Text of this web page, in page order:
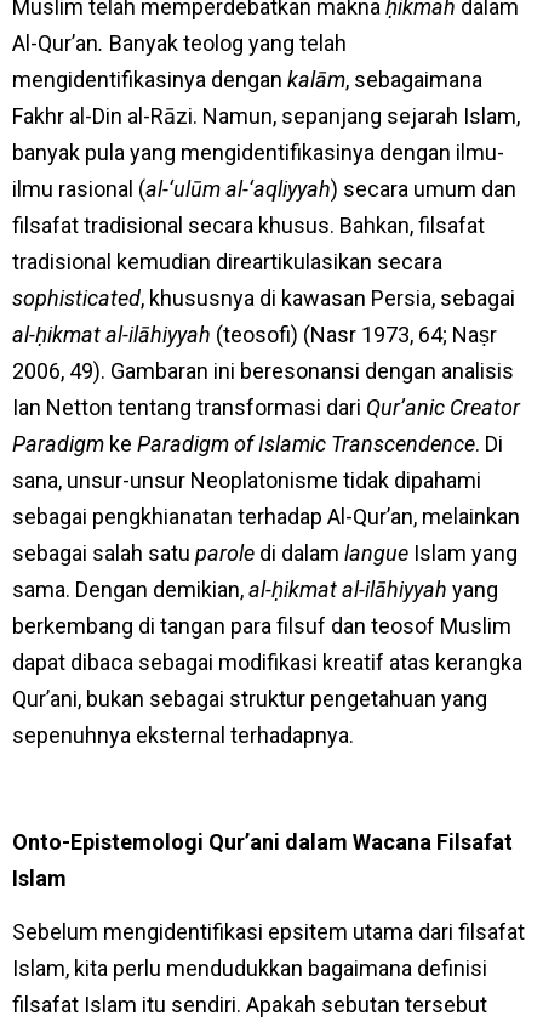
Muslim telah memperdebatkan makna ḥikmah dalam
Al-Qur’an. Banyak teolog yang telah
mengidentifikasinya dengan kalām, sebagaimana
Fakhr al-Din al-Rāzi. Namun, sepanjang sejarah Islam,
banyak pula yang mengidentifikasinya dengan ilmu-
ilmu rasional (al-‘ulūm al-‘aqliyyah) secara umum dan
filsafat tradisional secara khusus. Bahkan, filsafat
tradisional kemudian direartikulasikan secara
sophisticated, khususnya di kawasan Persia, sebagai
al-ḥikmat al-ilāhiyyah (teosofi) (Nasr 1973, 64; Naṣr
2006, 49). Gambaran ini beresonansi dengan analisis
Ian Netton tentang transformasi dari Qur’anic Creator
Paradigm ke Paradigm of Islamic Transcendence. Di
sana, unsur-unsur Neoplatonisme tidak dipahami
sebagai pengkhianatan terhadap Al-Qur’an, melainkan
sebagai salah satu parole di dalam langue Islam yang
sama. Dengan demikian,al-ḥikmat al-ilāhiyyah yang
berkembang di tangan para filsuf dan teosof Muslim
dapat dibaca sebagai modifikasi kreatif atas kerangka
Qur’ani, bukan sebagai struktur pengetahuan yang
sepenuhnya eksternal terhadapnya.
Onto-Epistemologi Qur’ani dalam Wacana Filsafat
Islam
Sebelum mengidentifikasi epsitem utama dari filsafat
Islam, kita perlu mendudukkan bagaimana definisi
filsafat Islam itu sendiri. Apakah sebutan tersebut